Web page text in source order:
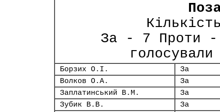
За - 7 Проти -
Борзих О.І.
За
Волков О.А.
За
Заплатинський В.М.
За
Зубик В.В.
За